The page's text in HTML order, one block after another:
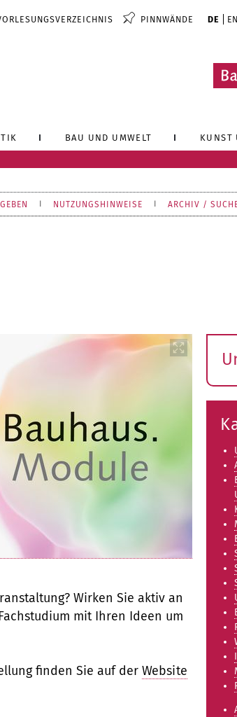
PINNWÄNDE DE EN
BAU UND UMWELT KUNST
NUTZUNGSHINWEISE ARCHIV /
Wirken Sie aktiv an
mit Ihren Ideen um
finden Sie auf der Website